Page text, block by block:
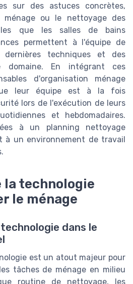
sur des astuces concrètes,
ménage ou le nettoyage des
que les salles de bains
permettent à l'équipe de
techniques et des
domaine. En intégrant ces
d'organisation ménage
leur équipe est à la fois
lors de l'exécution de leurs
et hebdomadaires.
à un planning nettoyage
à un environnement de travail
technologie
le ménage
dans le
est un atout majeur pour
tâches de ménage en milieu
routine de nettoyage, les